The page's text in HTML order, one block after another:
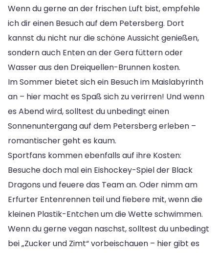
Wenn du gerne an der frischen Luft bist, empfehle
ich dir einen Besuch auf dem Petersberg. Dort
kannst du nicht nur die schöne Aussicht genießen,
sondern auch Enten an der Gera füttern oder
Wasser aus den Dreiquellen-Brunnen kosten.
Im Sommer bietet sich ein Besuch im Maislabyrinth
an – hier macht es Spaß sich zu verirren! Und wenn
es Abend wird, solltest du unbedingt einen
Sonnenuntergang auf dem Petersberg erleben –
romantischer geht es kaum.
Sportfans kommen ebenfalls auf ihre Kosten:
Besuche doch mal ein Eishockey-Spiel der Black
Dragons und feuere das Team an. Oder nimm am
Erfurter Entenrennen teil und fiebere mit, wenn die
kleinen Plastik-Entchen um die Wette schwimmen.
Wenn du gerne vegan naschst, solltest du unbedingt
bei „Zucker und Zimt“ vorbeischauen – hier gibt es